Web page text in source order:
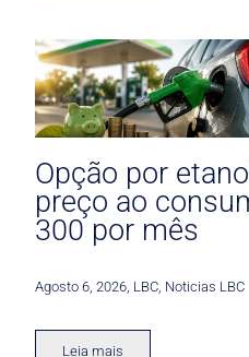
Opção por
preço ao
300 por mês
Agosto 6, 2026 LBC Noticias LBC
Leia mais